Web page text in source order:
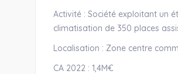
Activité : Société exploitant un
climatisation de 350 places
Localisation : Zone centre
CA 2022 : 1,4M€